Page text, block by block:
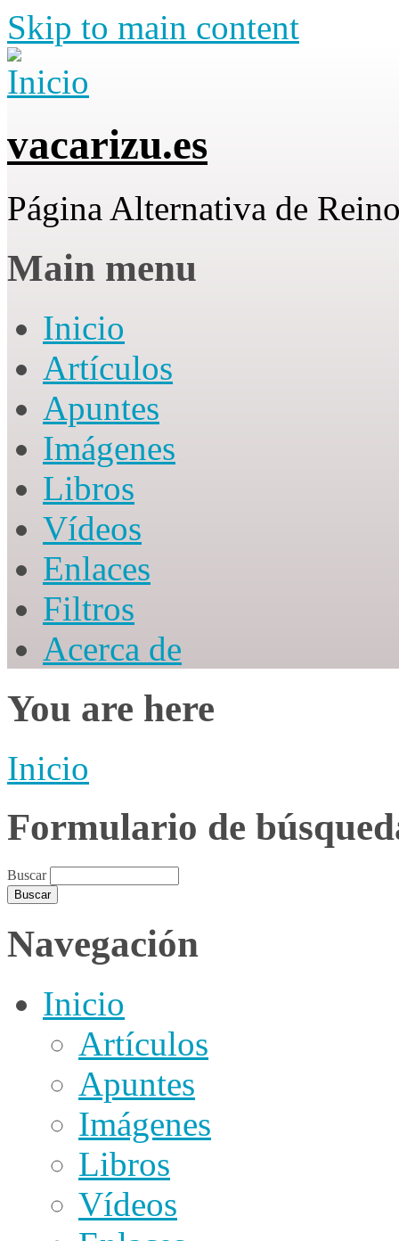
Skip to main content
vacarizu.es
Página Alternativa de
Main menu
Inicio
Artículos
Apuntes
Imágenes
Libros
Vídeos
Enlaces
Filtros
Acerca de
You are here
Inicio
Formulario de
Buscar
Navegación
Inicio
Artículos
Apuntes
Imágenes
Libros
Vídeos